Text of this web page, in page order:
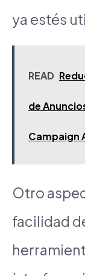
ya estés
READ
de
Campaign
Otro
facilidad